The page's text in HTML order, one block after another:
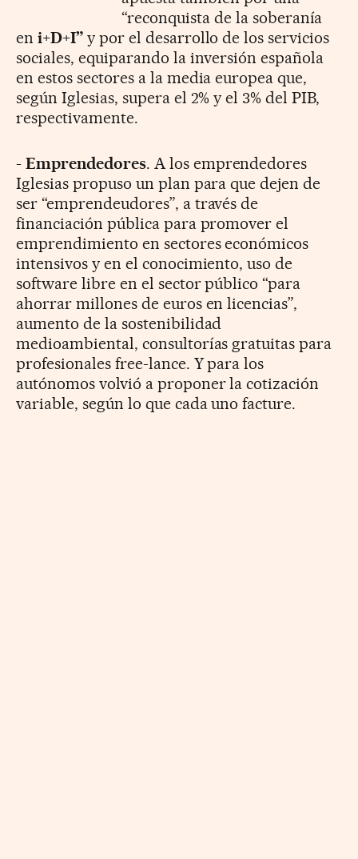
“reconquista de la soberanía
en i+D+I”y por el desarrollo de los servicios
sociales, equiparando la inversión española
en estos sectores a la media europea que,
según Iglesias, supera el 2% y el 3% del PIB,
respectivamente.
- Emprendedores. A los emprendedores
Iglesias propuso un plan para que dejen de
ser “emprendeudores”, a través de
financiación pública para promover el
emprendimiento en sectores económicos
intensivos y en el conocimiento, uso de
software libre en el sector público “para
ahorrar millones de euros en licencias”,
aumento de la sostenibilidad
medioambiental, consultorías gratuitas para
profesionales free-lance. Y para los
autónomos volvió a proponer la cotización
variable, según lo que cada uno facture.